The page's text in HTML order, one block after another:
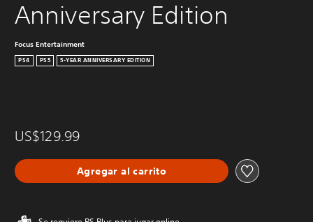
Anniversary Edition
Focus Entertainment
PS4 PS5 5-YEAR ANNIVERSARY EDITION
US$129.99
Agregar al carrito